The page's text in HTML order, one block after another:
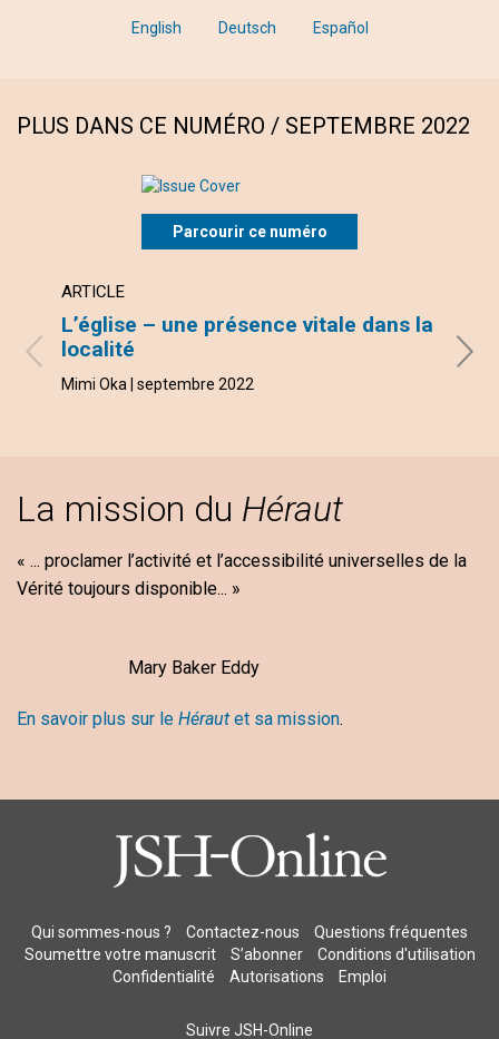
English Deutsch Español
PLUS DANS CE NUMÉRO / SEPTEMBRE 2022
Parcourir ce numéro
ARTICLE
L’église – une présence vitale dans la
localité
Mimi Oka | septembre 2022
La mission du Héraut
« ... proclamer l’activité et l’accessibilité universelles de la
Vérité toujours disponible... »
Mary Baker Eddy
En savoir plus sur le Héraut et sa mission.
Qui sommes-nous ? Contactez-nous
Questions fréquentes
Soumettre votre manuscrit
S’abonner
Conditions d'utilisation
Confidentialité
Autorisations Emploi
Suivre JSH-Online